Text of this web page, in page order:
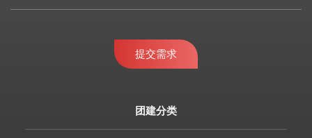
提交需求
团建分类